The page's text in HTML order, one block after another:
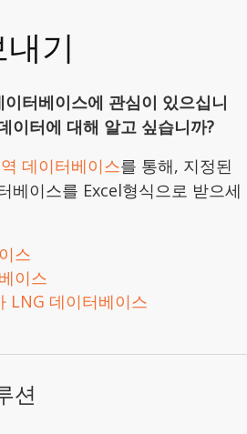
기
터베이스에 관심이 있으십니
이터에 대해 알고 싶습니까?
데이터베이스를 통해, 지정된
베이스를 Excel형식으로 받으세
스
이스
LNG 데이터베이스
션